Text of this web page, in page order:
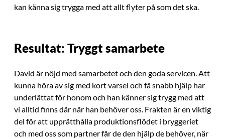
kan känna sig trygga med att allt flyter på som det ska.
Resultat: Tryggt samarbete
David är nöjd med samarbetet och den goda servicen. Att
kunna höra av sig med kort varsel och få snabb hjälp har
underlättat för honom och han känner sig trygg med att
vi alltid finns där när han behöver oss. Frakten är en viktig
del för att upprätthålla produktionsflödet i bryggeriet
och med oss som partner får de den hjälp de behöver, när